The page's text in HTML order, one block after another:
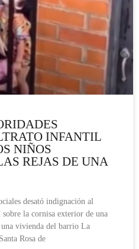
INFANTIL
NIÑOS
REJAS DE UNA
desató indignación al
sobre la cornisa exterior de una
una vivienda del barrio La
Rosa de